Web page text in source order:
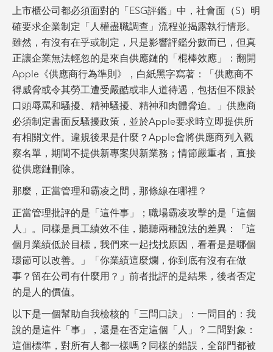
上市櫃公司都必須面對的「ESG評鑑」中，社會面（S）明
確要求企業制定「人權盡職調查」流程並揭露執行情形。
雖然，有沒有在乎或制定，只是影響評鑑分數而已，但真
正讓企業無法輕忽的是來自供應鏈的「棍棒效應」：翻開
Apple《供應商行為準則》，白紙黑字寫著：「供應商不
得威脅或令其勞工遭受嚴酷或非人道待遇，包括但不限於
口頭辱罵和騷擾、精神騷擾、精神和肉體脅迫。」供應商
必須制定書面反騷擾政策，並於Apple要求時立即提供所
有相關文件。違規後果是什麼？Apple會將供應商列入觀
察名單，期間不提供新專案與新業務；情節嚴重者，直接
從供應鏈刪除。
那麼，正當管理和霸凌之間，那條線在哪裡？
正當管理批評的是「這件事」；職場霸凌攻擊的是「這個
人」。同樣是員工績效不佳，聽聽兩種說法的差異：「這
個月業績低於目標，我們來一起找找原因，看看是是哪個
環節可以改善。」「你業績這麼爛，你到底有沒有在做
事？留在公司有什麼用？」前者批評的是結果，後者否定
的是人的價值。
以下是一個幫助自我檢核的「三問口訣」：一問目的：我
說的是這件「事」，還是在否定這個「人」？二問對象：
這個標準，對所有人都一樣嗎？同樣的錯誤，全部門都被